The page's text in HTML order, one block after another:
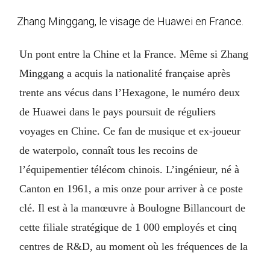
Zhang Minggang, le visage de Huawei en France.
Un pont entre la Chine et la France. Même si Zhang
Minggang a acquis la nationalité française après
trente ans vécus dans l’Hexagone, le numéro deux
de Huawei dans le pays poursuit de réguliers
voyages en Chine. Ce fan de musique et ex-joueur
de waterpolo, connaît tous les recoins de
l’équipementier télécom chinois. L’ingénieur, né à
Canton en 1961, a mis onze pour arriver à ce poste
clé. Il est à la manœuvre à Boulogne Billancourt de
cette filiale stratégique de 1 000 employés et cinq
centres de R&D, au moment où les fréquences de la